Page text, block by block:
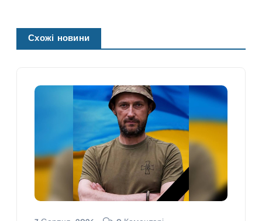
Схожі новини